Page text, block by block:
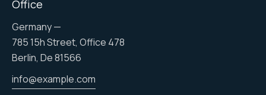
Office
Germany —
785 15h Street, Office 478
Berlin, De 81566
info@example.com